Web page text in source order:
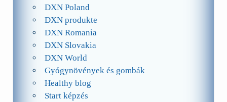
DXN Poland
DXN produkte
DXN Romania
DXN Slovakia
DXN World
Gyógynövények és gombák
Healthy blog
Start képzés